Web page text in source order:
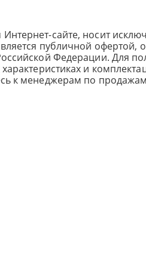
сайте, носит
публичной
Федерации. Для
и
к менеджерам по